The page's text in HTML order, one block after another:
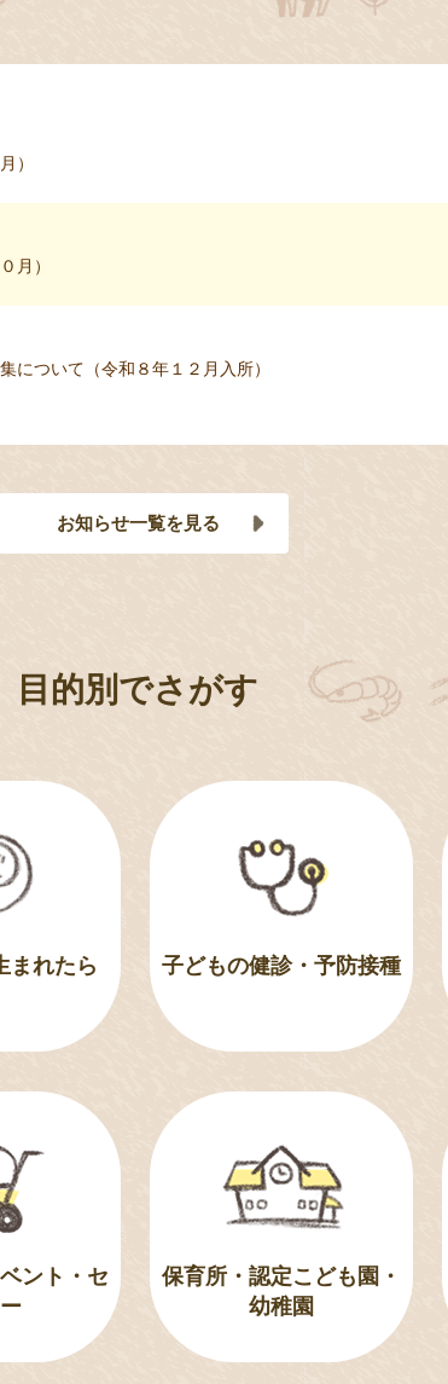
）
月）
について（令和８年１２月入所）
お知らせ一覧を見る
目的別でさがす
まれたら 子どもの健診・予防接種
ント・セ
保育所・認定こども園・
幼稚園